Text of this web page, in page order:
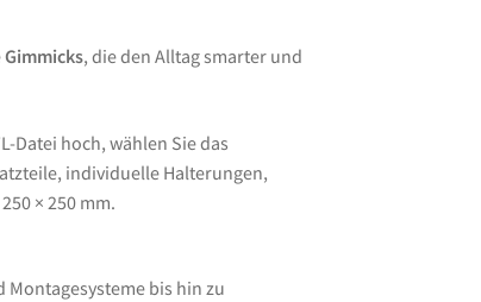
Gimmicks, die den Alltag smarter und
Datei hoch, wählen Sie das
individuelle Halterungen,
× 250 mm.
bis hin zu